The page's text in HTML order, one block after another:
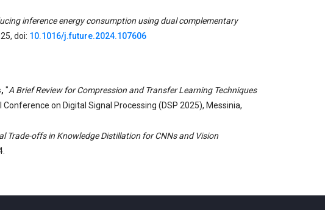
inference energy consumption using dual complementary
doi: 10.1016/j.future.2024.107606
"A Brief Review for Compression and Transfer Learning Techniques
on Digital Signal Processing (DSP 2025), Messinia,
Trade-offs in Knowledge Distillation for CNNs and Vision